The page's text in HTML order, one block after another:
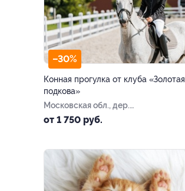
–30%
Конная прогулка от клуба «Золотая
подкова»
Московская обл., дер.
Пикино, ул. Новая, д. 100
от 1 750 руб.